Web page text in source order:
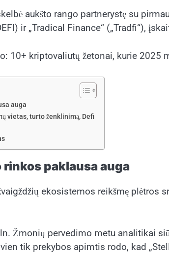
aukšto rango partnerystę su
ir „Tradical Finance“ („Tradfi“),
10+ kriptovaliutų žetonai, kurie 2025
auga
vietas, turto ženklinimą, Defi
paklausa auga
ekosistemos reikšmę plėtros
Žmonių pervedimo metu analitikai
tik prekybos apimtis rodo, kad